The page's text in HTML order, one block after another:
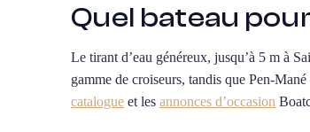
Quel bateau
Le tirant d’eau généreux, jusqu’à 5 m à
gamme de croiseurs, tandis que Pen-
catalogue et les annonces d’occasion